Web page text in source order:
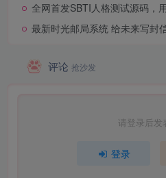
全网首发SBTI人格测试源码，
最新时光邮局系统 给未来写封
评论 抢沙发
请登录后发
登录